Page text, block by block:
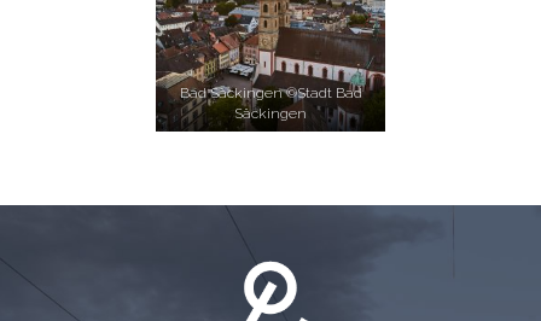
Bad Säckingen ©Stadt Bad
Säckingen